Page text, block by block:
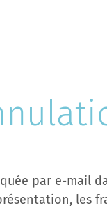
par e-mail
les